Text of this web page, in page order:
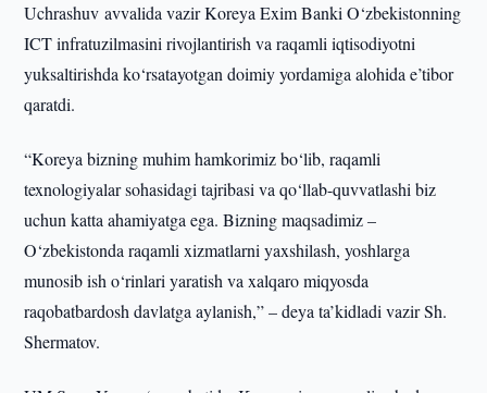
Uchrashuv avvalida vazir Koreya Exim Banki O‘zbekistonning
ICT infratuzilmasini rivojlantirish va raqamli iqtisodiyotni
yuksaltirishda ko‘rsatayotgan doimiy yordamiga alohida e’tibor
qaratdi.
“Koreya bizning muhim hamkorimiz bo‘lib, raqamli
texnologiyalar sohasidagi tajribasi va qo‘llab-quvvatlashi biz
uchun katta ahamiyatga ega. Bizning maqsadimiz –
O‘zbekistonda raqamli xizmatlarni yaxshilash, yoshlarga
munosib ish o‘rinlari yaratish va xalqaro miqyosda
raqobatbardosh davlatga aylanish,” – deya ta’kidladi vazir Sh.
Shermatov.